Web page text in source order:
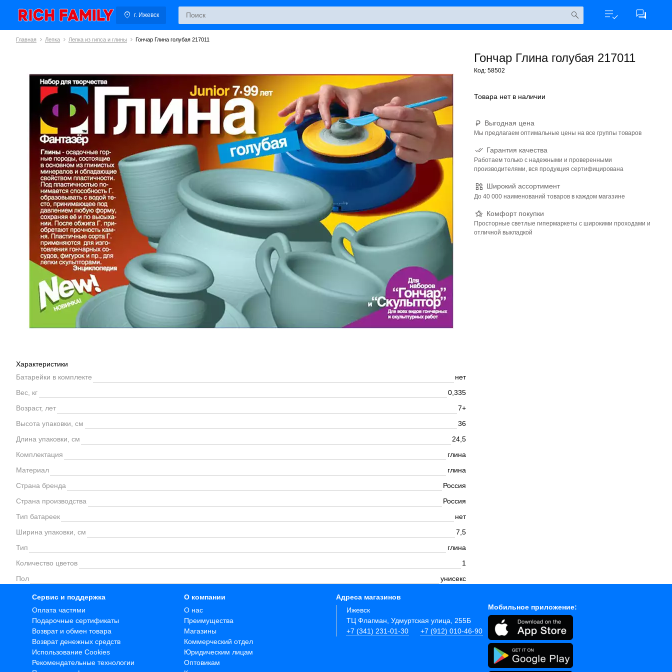
г. Ижевск
Главная Лепка Лепка из гипса и глины Гончар Глина голубая 217011
Гончар Глина голубая 217011
Код: 58502
Товара нет в наличии
Выгодная цена
Мы предлагаем оптимальные цены на все группы товаров
Гарантия качества
Работаем только с надежными и проверенными
производителями, вся продукция сертифицирована
Широкий ассортимент
До 40 000 наименований товаров в каждом магазине
Комфорт покупки
Просторные светлые гипермаркеты с широкими проходами и
отличной выкладкой
Характеристики
Батарейки в комплекте
нет
Вес, кг
0,335
Возраст, лет
7+
Высота упаковки, см
36
Длина упаковки, см
24,5
Комплектация
глина
Материал
глина
Страна бренда
Россия
Страна производства
Россия
Тип батареек
нет
Ширина упаковки, см
7,5
Тип
глина
Количество цветов
1
Пол
унисекс
Сервис и поддержка
Оплата частями
Подарочные сертификаты
Возврат и обмен товара
Возврат денежных средств
Использование Cookies
Рекомендательные технологии
О компании
О нас
Преимущества
Магазины
Коммерческий отдел
Юридическим лицам
Оптовикам
Адреса магазинов
Ижевск
ТЦ Флагман, Удмуртская улица, 255Б
+7 (341) 231-01-30
+7 (912) 010-46-90
Мобильное приложение: